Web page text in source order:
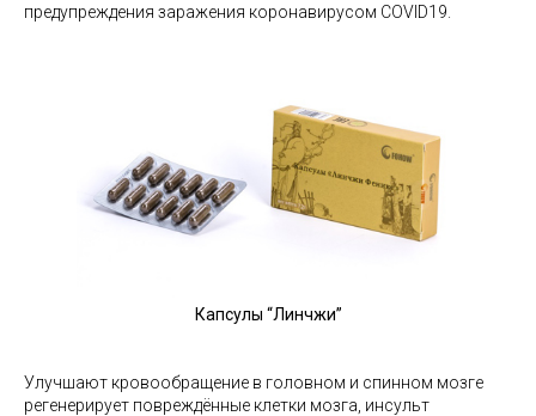
предупреждения заражения коронавирусом COVID19.
Капсулы “Линчжи”
Улучшают кровообращение в головном и спинном мозге
регенерирует повреждённые клетки мозга, инсульт